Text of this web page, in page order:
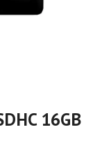
16GB